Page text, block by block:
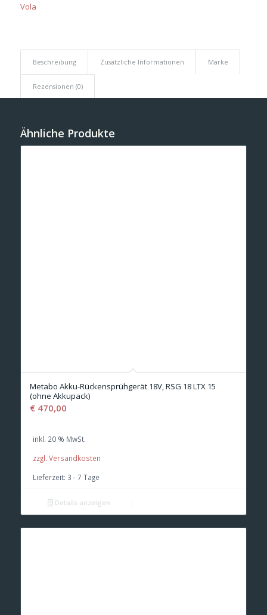
Vola
Beschreibung Zusätzliche Informationen Marke
Rezensionen (0)
Ähnliche Produkte
Metabo Akku-Rückensprühgerät 18V, RSG 18 LTX 15
(ohne Akkupack)
€470,00
inkl. 20 % MwSt.
zzgl. Versandkosten
Lieferzeit: 3 - 7 Tage
Details anzeigen